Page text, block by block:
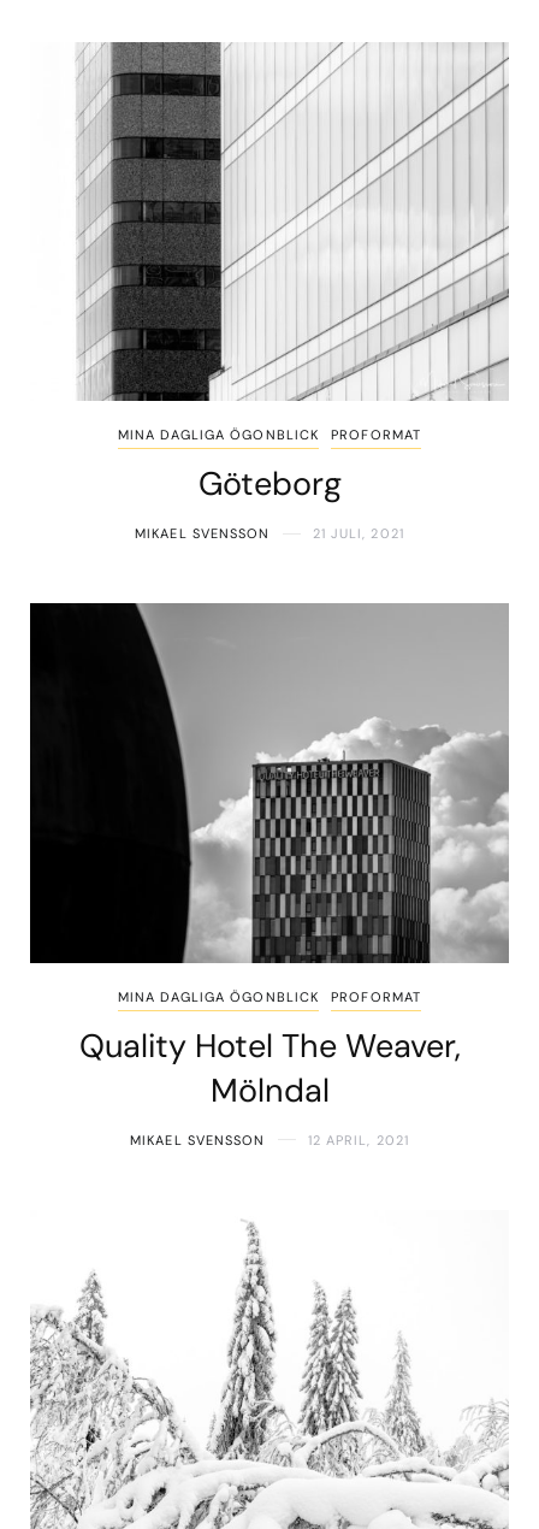
MINA DAGLIGA ÖGONBLICK PROFORMAT
Göteborg
MIKAEL SVENSSON 21 JULI, 2021
MINA DAGLIGA ÖGONBLICK PROFORMAT
Quality Hotel The Weaver,
Mölndal
MIKAEL SVENSSON 12 APRIL, 2021